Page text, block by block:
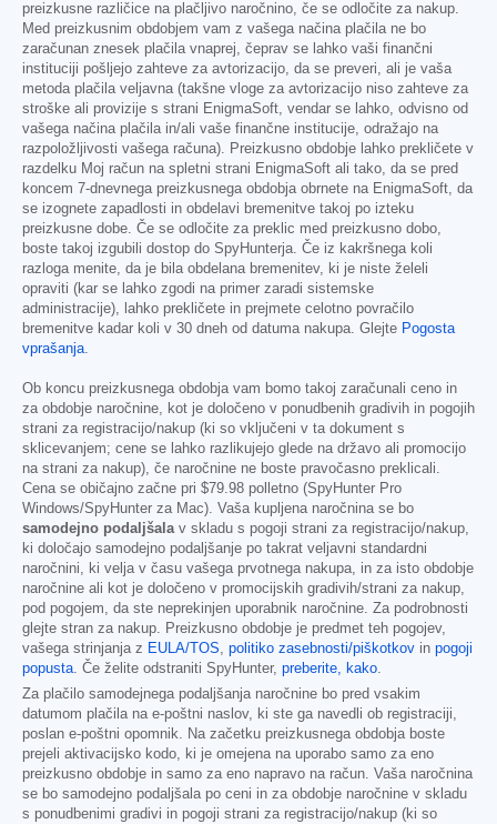
preizkusne različice na plačljivo naročnino, če se odločite za nakup.
Med preizkusnim obdobjem vam z vašega načina plačila ne bo
zaračunan znesek plačila vnaprej, čeprav se lahko vaši finančni
instituciji pošljejo zahteve za avtorizacijo, da se preveri, ali je vaša
metoda plačila veljavna (takšne vloge za avtorizacijo niso zahteve za
stroške ali provizije s strani EnigmaSoft, vendar se lahko, odvisno od
vašega načina plačila in/ali vaše finančne institucije, odražajo na
razpoložljivosti vašega računa). Preizkusno obdobje lahko prekličete v
razdelku Moj račun na spletni strani EnigmaSoft ali tako, da se pred
koncem 7-dnevnega preizkusnega obdobja obrnete na EnigmaSoft, da
se izognete zapadlosti in obdelavi bremenitve takoj po izteku
preizkusne dobe. Če se odločite za preklic med preizkusno dobo,
boste takoj izgubili dostop do SpyHunterja. Če iz kakršnega koli
razloga menite, da je bila obdelana bremenitev, ki je niste želeli
opraviti (kar se lahko zgodi na primer zaradi sistemske
administracije), lahko prekličete in prejmete celotno povračilo
bremenitve kadar koli v 30 dneh od datuma nakupa. Glejte Pogosta
vprašanja.
Ob koncu preizkusnega obdobja vam bomo takoj zaračunali ceno in
za obdobje naročnine, kot je določeno v ponudbenih gradivih in pogojih
strani za registracijo/nakup (ki so vključeni v ta dokument s
sklicevanjem; cene se lahko razlikujejo glede na državo ali promocijo
na strani za nakup), če naročnine ne boste pravočasno preklicali.
Cena se običajno začne pri $79.98 polletno (SpyHunter Pro
Windows/SpyHunter za Mac). Vaša kupljena naročnina se bo
samodejno podaljšalav skladu s pogoji strani za registracijo/nakup,
ki določajo samodejno podaljšanje po takrat veljavni standardni
naročnini, ki velja v času vašega prvotnega nakupa, in za isto obdobje
naročnine ali kot je določeno v promocijskih gradivih/strani za nakup,
pod pogojem, da ste neprekinjen uporabnik naročnine. Za podrobnosti
glejte stran za nakup. Preizkusno obdobje je predmet teh pogojev,
vašega strinjanja z EULA/TOS, politiko zasebnosti/piškotkov in pogoji
popusta. Če želite odstraniti SpyHunter, preberite, kako.
Za plačilo samodejnega podaljšanja naročnine bo pred vsakim
datumom plačila na e-poštni naslov, ki ste ga navedli ob registraciji,
poslan e-poštni opomnik. Na začetku preizkusnega obdobja boste
prejeli aktivacijsko kodo, ki je omejena na uporabo samo za eno
preizkusno obdobje in samo za eno napravo na račun. Vaša naročnina
se bo samodejno podaljšala po ceni in za obdobje naročnine v skladu
s ponudbenimi gradivi in pogoji strani za registracijo/nakup (ki so